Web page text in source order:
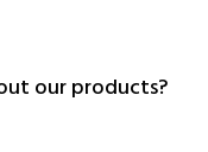
our products?